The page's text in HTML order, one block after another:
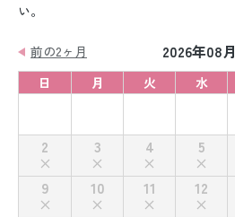
い。
前の2ヶ月 2026年08月
日
月 火 水
2
3 4 5
9
10 11 12